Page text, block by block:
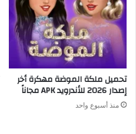
تحميل ملكة الموضة مهكرة أخر
إصدار 2026 للأندرويد APK مجاناً
منذ أسبوع واحد